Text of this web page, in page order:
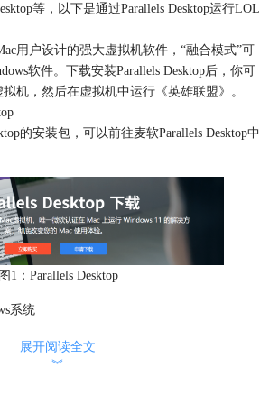
等，以下是通过Parallels Desktop运行LOL
用户设计的强大虚拟机软件，“融合模式”可
软件。下载安装Parallels Desktop后，你可
机，然后在虚拟机中运行《英雄联盟》。
的安装包，可以前往麦软Parallels Desktop中
图1：Parallels Desktop
系统
镜像文件（ISO格式）或者在线从网络中下
展开阅读全文
︾